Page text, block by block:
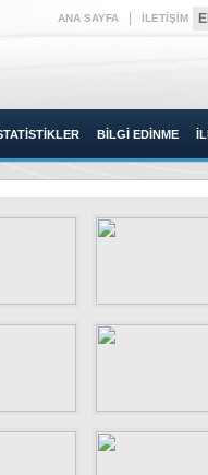
ANA SAYFA İLETİŞİM
BİLGİ EDİNME